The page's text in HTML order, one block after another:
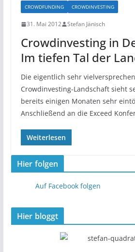
CROWDFUNDING CROWDINVESTING
31. Mai 2012 Stefan Jänisch
Crowdinvesting in
Im tiefen Tal der
Die eigentlich sehr
Crowdinvesting-Landschaft sieht
bereits einigen Monaten sehr
Anschließend an die Exceed
Weiterlesen
Hier folgen
Auf Facebook folgen
Hier bloggt